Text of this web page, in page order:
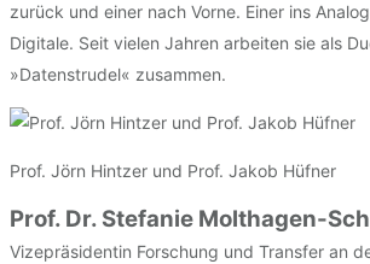
zurück und einer nach Vorne. Einer ins
Digitale. Seit vielen Jahren arbeiten sie als
»Datenstrudel« zusammen.
Prof. Jörn Hintzer und Prof. Jakob Hüfner
Prof. Dr. Stefanie Molthagen-
Vizepräsidentin Forschung und Transfer an